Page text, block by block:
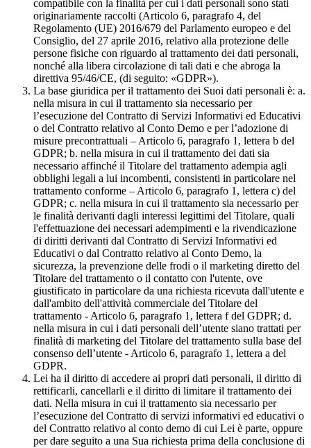
compatibile con la finalità per cui i dati personali sono stati
originariamente raccolti (Articolo 6, paragrafo 4, del
Regolamento (UE) 2016/679 del Parlamento europeo e del
Consiglio, del 27 aprile 2016, relativo alla protezione delle
persone fisiche con riguardo al trattamento dei dati personali,
nonché alla libera circolazione di tali dati e che abroga la
direttiva 95/46/CE, (di seguito: «GDPR»).
La base giuridica per il trattamento dei Suoi dati personali è: a.
nella misura in cui il trattamento sia necessario per
l’esecuzione del Contratto di Servizi Informativi ed Educativi
o del Contratto relativo al Conto Demo e per l’adozione di
misure precontrattuali – Articolo 6, paragrafo 1, lettera b del
GDPR; b. nella misura in cui il trattamento dei dati sia
necessario affinché il Titolare del trattamento adempia agli
obblighi legali a lui incombenti, consistenti in particolare nel
trattamento conforme – Articolo 6, paragrafo 1, lettera c) del
GDPR; c. nella misura in cui il trattamento sia necessario per
le finalità derivanti dagli interessi legittimi del Titolare, quali
l'effettuazione dei necessari adempimenti e la rivendicazione
di diritti derivanti dal Contratto di Servizi Informativi ed
Educativi o dal Contratto relativo al Conto Demo, la
sicurezza, la prevenzione delle frodi o il marketing diretto del
Titolare del trattamento o il contatto con l'utente, ove
giustificato in particolare da una richiesta ricevuta dall'utente e
dall'ambito dell'attività commerciale del Titolare del
trattamento - Articolo 6, paragrafo 1, lettera f del GDPR; d.
nella misura in cui i dati personali dell’utente siano trattati per
finalità di marketing del Titolare del trattamento sulla base del
consenso dell’utente - Articolo 6, paragrafo 1, lettera a del
GDPR.
Lei ha il diritto di accedere ai propri dati personali, il diritto di
rettificarli, cancellarli e il diritto di limitare il trattamento dei
dati. Nella misura in cui il trattamento sia necessario per
l’esecuzione del Contratto di servizi informativi ed educativi o
del Contratto relativo al conto demo di cui Lei è parte, oppure
per dare seguito a una Sua richiesta prima della conclusione di